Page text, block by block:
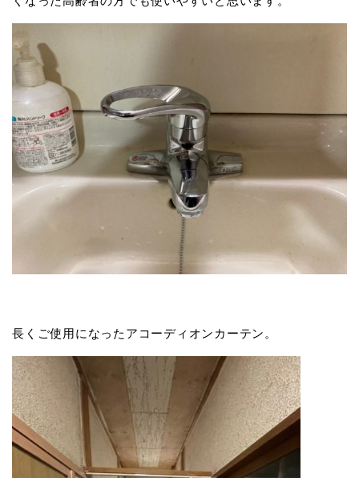
長くご使用になったアコーディオンカーテン。